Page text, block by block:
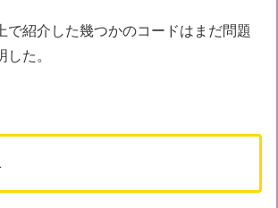
で紹介した幾つかのコードはまだ問題
た。